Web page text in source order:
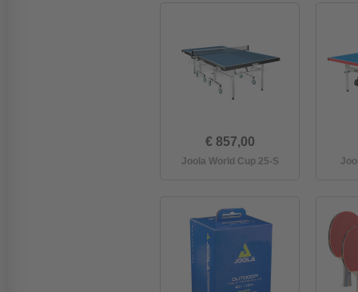
€ 857,00
Joola World Cup 25-S